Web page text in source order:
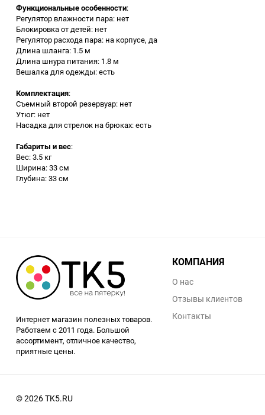
Гидроаккумуляторы и
расширительные баки
Вытяжная вентиляция
Вибротехника
Бетономешалки
Бензоинструмент
Аккумуляторный
инструмент
Функциональные особенности:
Регулятор влажности пара: нет
Блокировка от детей: нет
Регулятор расхода пара: на корпусе, да
Длина шланга: 1.5 м
Длина шнура питания: 1.8 м
Вешалка для одежды: есть
Комплектация:
Съемный второй резервуар: нет
Утюг: нет
Насадка для стрелок на брюках: есть
Габариты и вес:
Вес: 3.5 кг
Ширина: 33 см
Глубина: 33 см
Интернет магазин полезных товаров.
Работаем с 2011 года. Большой
ассортимент, отличное качество,
приятные цены.
КОМПАНИЯ
О нас
Отзывы клиентов
Контакты
© 2026 TK5.RU